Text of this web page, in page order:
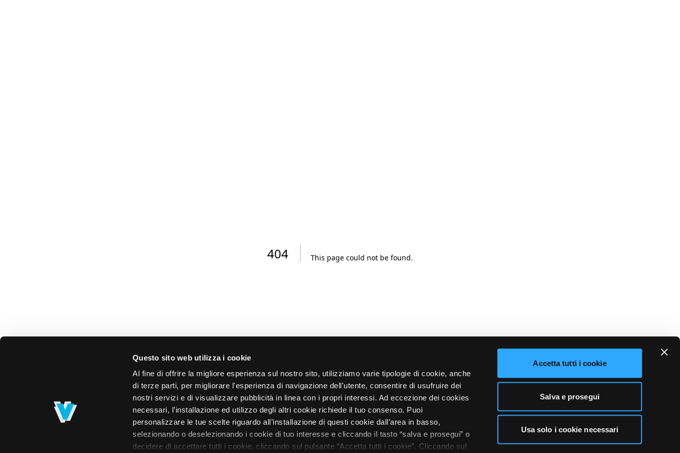
Questo sito web utilizza i cookie
Al fine di offrire la migliore esperienza sul nostro sito, utilizziamo varie tipologie di cookie, anche
di terze parti, per migliorare l'esperienza di navigazione dell'utente, consentire di usufruire dei
nostri servizi e di visualizzare pubblicità in linea con i propri interessi. Ad eccezione dei cookies
necessari, l’installazione ed utilizzo degli altri cookie richiede il tuo consenso. Puoi
personalizzare le tue scelte riguardo all’installazione di questi cookie dall’area in basso,
selezionando o deselezionando i cookie di tuo interesse e cliccando il tasto “salva e prosegui” o
decidere di accettare tutti i cookie, cliccando sul pulsante “Accetta tutti i cookie”. Cliccando sul
Accetta tutti i cookie
Salva e prosegui
Usa solo i cookie necessari
404 This page could not be found.